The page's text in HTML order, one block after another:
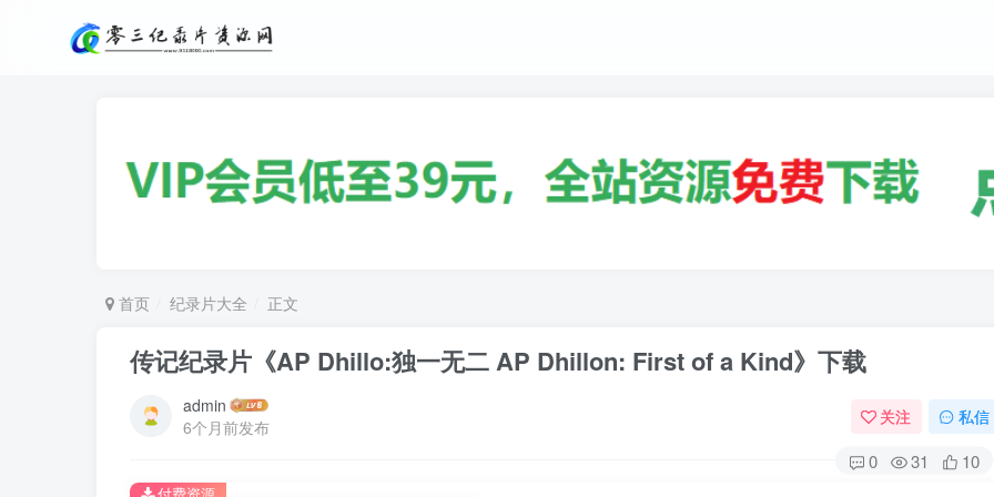
首页 纪录片大全 正文
传记纪录片《AP Dhillo:独一无二 AP Dhillon: First of a Kind》下载
admin
6个月前发布
关注 私信
0 31 10